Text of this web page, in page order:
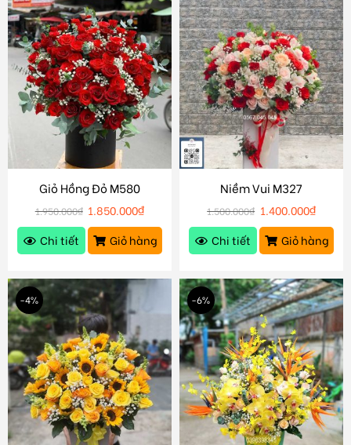
Giỏ Hồng Đỏ M580
1.950.000₫ 1.850.000₫
Chi tiết
Giỏ hàng
Niềm Vui M327
1.500.000₫ 1.400.000₫
Chi tiết
Giỏ hàng
-4% -6%